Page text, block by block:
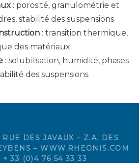
: porosité, granulométrie et
stabilité des suspensions
: transition thermique,
des matériaux
: solubilisation, humidité, phases
des suspensions
DES JAVAUX – Z.A. DES
– WWW.RHEONIS.COM
+ 33 (0)4 76 54 33 33